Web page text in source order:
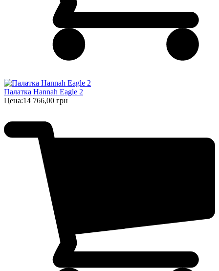
Палатка Hannah Eagle 2
Цена:14 766,00 грн